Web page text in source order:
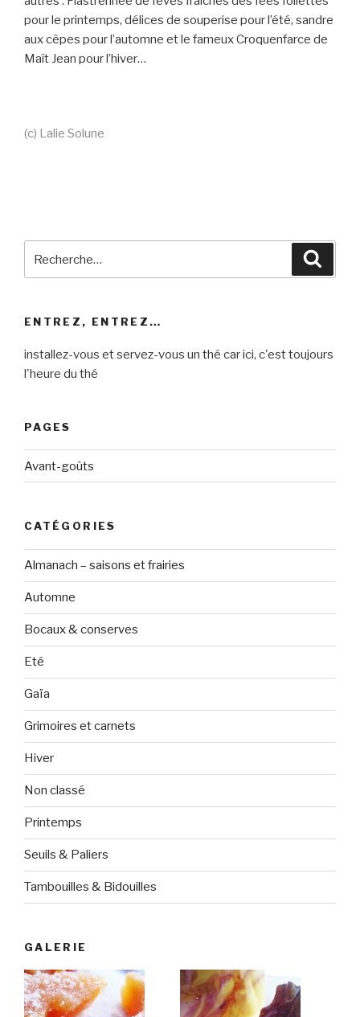
pour le printemps, délices de souperise pour l’été, sandre
aux cèpes pour l’automne et le fameux Croquenfarce de
Maît Jean pour l’hiver…
(c) Lalie Solune
pour
ENTREZ, ENTREZ…
installez-vous et servez-vous un thé car ici, c'est toujours
l'heure du thé
PAGES
Avant-goûts
CATÉGORIES
Almanach – saisons et frairies
Automne
Bocaux & conserves
Eté
Gaïa
Grimoires et carnets
Hiver
Non classé
Printemps
Seuils & Paliers
Tambouilles & Bidouilles
GALERIE